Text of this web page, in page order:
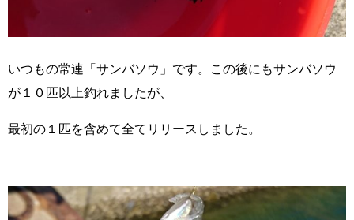
いつもの常連「サンバソウ」です。この後にもサンバソウ
が１０匹以上釣れましたが、
最初の１匹を含めて全てリリースしました。